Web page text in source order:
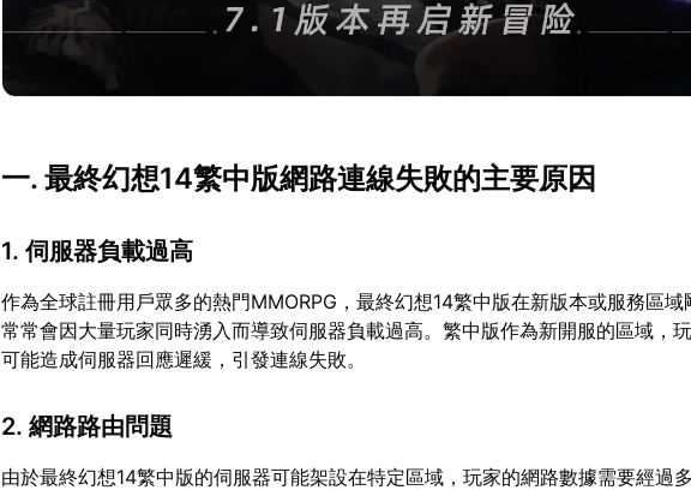
一. 最終幻想14繁中版網路連線失敗的主要原因
1. 伺服器負載過高
作為全球註冊用戶眾多的熱門MMORPG，最終幻想14繁中版在新版本或服務區域
常常會因大量玩家同時湧入而導致伺服器負載過高。繁中版作為新開服的區域，
可能造成伺服器回應遲緩，引發連線失敗。
2. 網路路由問題
由於最終幻想14繁中版的伺服器可能架設在特定區域，玩家的網路數據需要經過